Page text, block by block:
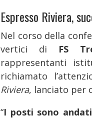
Espresso Riviera,
Nel corso della
vertici di FS
rappresentanti
richiamato
Riviera, lanciato per
“I posti sono